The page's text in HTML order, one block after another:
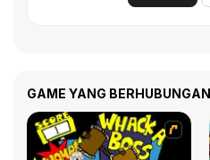
GAME YANG BERHUBUNGAN